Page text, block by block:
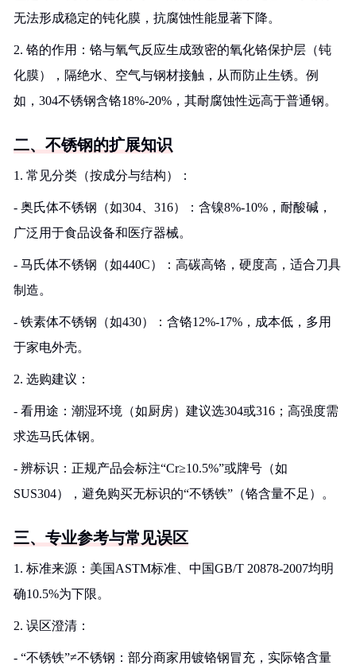
无法形成稳定的钝化膜，抗腐蚀性能显著下降。
2. 铬的作用：铬与氧气反应生成致密的氧化铬保护层（钝
化膜），隔绝水、空气与钢材接触，从而防止生锈。例
如，304不锈钢含铬18%-20%，其耐腐蚀性远高于普通钢。
二、不锈钢的扩展知识
1. 常见分类（按成分与结构）：
- 奥氏体不锈钢（如304、316）：含镍8%-10%，耐酸碱，
广泛用于食品设备和医疗器械。
- 马氏体不锈钢（如440C）：高碳高铬，硬度高，适合刀具
制造。
- 铁素体不锈钢（如430）：含铬12%-17%，成本低，多用
于家电外壳。
2. 选购建议：
- 看用途：潮湿环境（如厨房）建议选304或316；高强度需
求选马氏体钢。
- 辨标识：正规产品会标注“Cr≥10.5%”或牌号（如
SUS304），避免购买无标识的“不锈铁”（铬含量不足）。
三、专业参考与常见误区
1. 标准来源：美国ASTM标准、中国GB/T 20878-2007均明
确10.5%为下限。
2. 误区澄清：
- “不锈铁”≠不锈钢：部分商家用镀铬钢冒充，实际铬含量